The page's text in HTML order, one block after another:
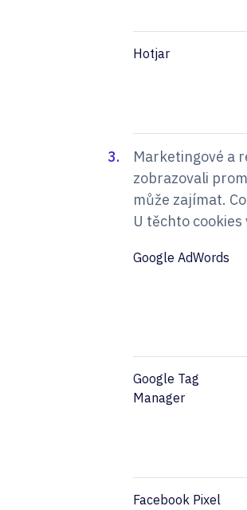
Hotjar
Marketingové a
zobrazovali
může zajímat.
U těchto
Google AdWords
Google Tag
Manager
Facebook Pixel